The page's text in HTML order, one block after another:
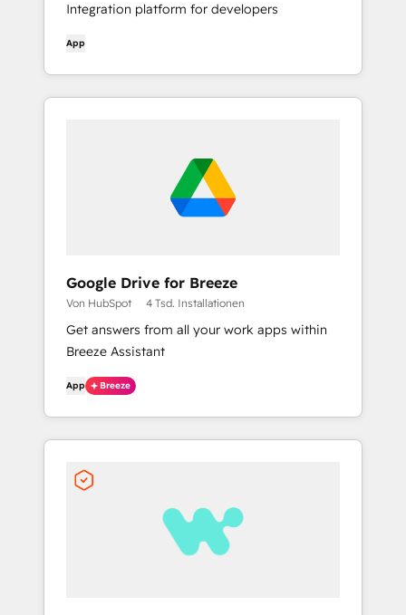
Integration platform for developers
App
Google Drive for Breeze
Von HubSpot 4 Tsd. Installationen
Get answers from all your work apps within
Breeze Assistant
App Breeze